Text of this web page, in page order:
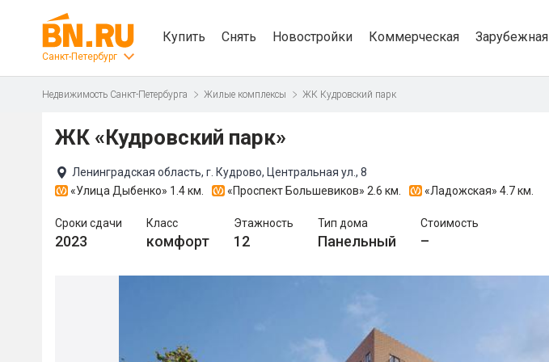
Санкт-Петербург
Купить Снять Новостройки Коммерческая Зарубежная
Недвижимость Санкт-Петербурга Жилые комплексы ЖК Кудровский парк
ЖК «Кудровский парк»
Ленинградская область, г. Кудрово, Центральная ул., 8
«Улица Дыбенко» 1.4 км. «Проспект Большевиков» 2.6 км. «Ладожская» 4.7 км.
Сроки сдачи
2023
Класс
комфорт
Этажность
12
Тип дома
Панельный
Стоимость
–